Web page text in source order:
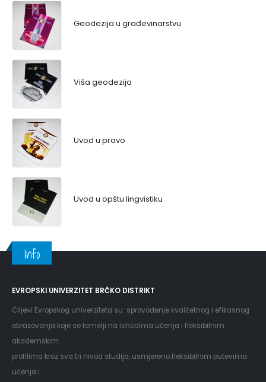
Geodezija u građevinarstvu
Viša geodezija
Uvod u pravo
Uvod u opštu lingvistiku
Info
EVROPSKI UNIVERZITET BRČKO DISTRIKT
Ciljevi Evropskog univerziteta su: sprovođenje kvalitetnog i efikasnog
obrazovanja koje se temelji na ishodima učenja i fleksibilnim
akademskim
profilima kroz sva tri nivoa studija, usmjereno fleksibilnim putevima
učenja i